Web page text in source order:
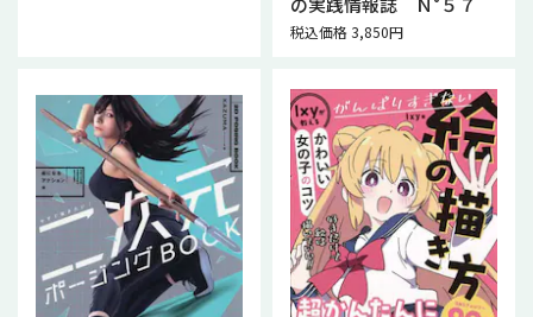
税込価格 3,850円